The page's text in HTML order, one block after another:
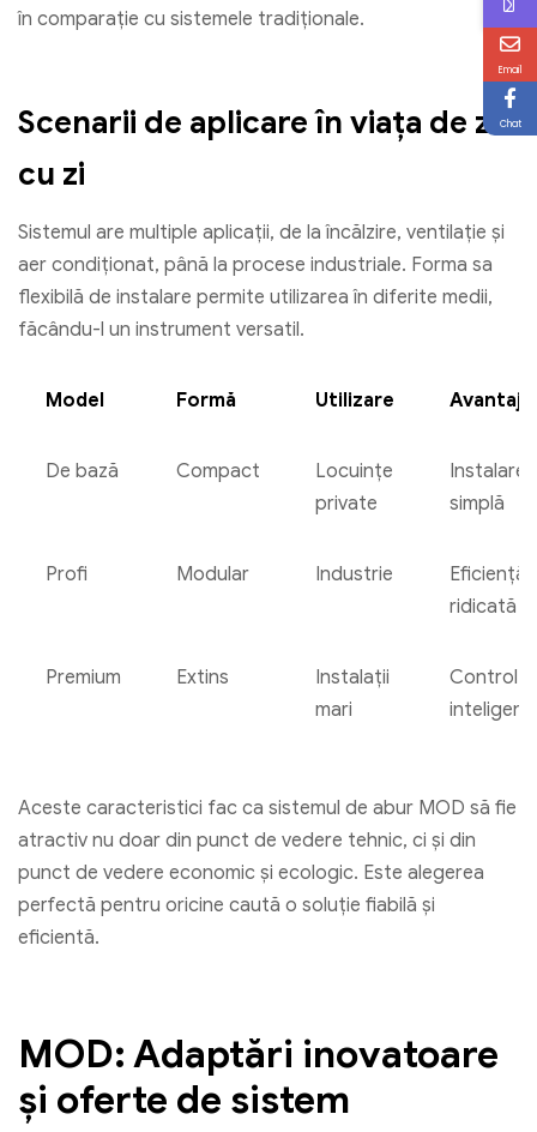
în comparație cu sistemele tradiționale.
Scenarii de aplicare în viața de zi
cu zi
Sistemul are multiple aplicații, de la încălzire, ventilație și
aer condiționat, până la procese industriale. Forma sa
flexibilă de instalare permite utilizarea în diferite medii,
făcându-l un instrument versatil.
Model Formă Utilizare Avantaj
De bază Compact
Locuințe
private
Instalare
simplă
Profi Modular Industrie
Eficiență
ridicată
Premium Extins
Instalații
mari
Control
inteligent
Aceste caracteristici fac ca sistemul de abur MOD să fie
atractiv nu doar din punct de vedere tehnic, ci și din
punct de vedere economic și ecologic. Este alegerea
perfectă pentru oricine caută o soluție fiabilă și
eficientă.
MOD: Adaptări inovatoare
și oferte de sistem
Email
Chat